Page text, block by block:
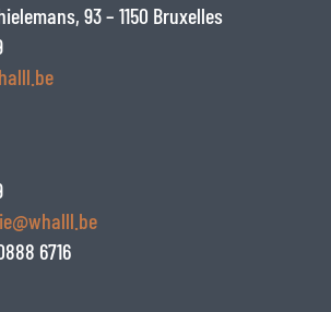
93 – 1150 Bruxelles
6716